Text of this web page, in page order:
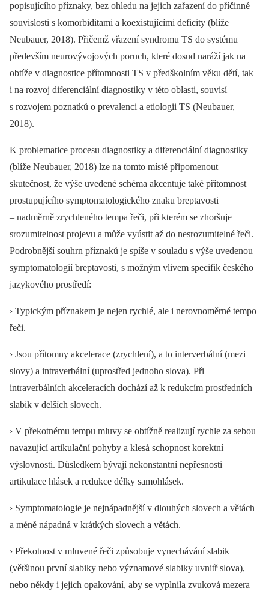
popisujícího příznaky, bez ohledu na jejich zařazení do příčinné
souvislosti s komorbiditami a koexistujícími deficity (blíže
Neubauer, 2018). Přičemž vřazení syndromu TS do systému
především neurovývojových poruch, které dosud naráží jak na
obtíže v diagnostice přítomnosti TS v předškolním věku dětí, tak
i na rozvoj diferenciální diagnostiky v této oblasti, souvisí
s rozvojem poznatků o prevalenci a etiologii TS (Neubauer,
2018).
K problematice procesu diagnostiky a diferenciální diagnostiky
(blíže Neubauer, 2018) lze na tomto místě připomenout
skutečnost, že výše uvedené schéma akcentuje také přítomnost
prostupujícího symptomatologického znaku breptavosti
–⁠ nadměrně zrychleného tempa řeči, při kterém se zhoršuje
srozumitelnost projevu a může vyústit až do nesrozumitelné řeči.
Podrobnější souhrn příznaků je spíše v souladu s výše uvedenou
symptomatologií breptavosti, s možným vlivem specifik českého
jazykového prostředí:
› Typickým příznakem je nejen rychlé, ale i nerovnoměrné tempo
řeči.
› Jsou přítomny akcelerace (zrychlení), a to interverbální (mezi
slovy) a intraverbální (uprostřed jednoho slova). Při
intraverbálních akceleracích dochází až k redukcím prostředních
slabik v delších slovech.
› V překotnému tempu mluvy se obtížně realizují rychle za sebou
navazující artikulační pohyby a klesá schopnost korektní
výslovnosti. Důsledkem bývají nekonstantní nepřesnosti
artikulace hlásek a redukce délky samohlásek.
› Symptomatologie je nejnápadnější v dlouhých slovech a větách
a méně nápadná v krátkých slovech a větách.
› Překotnost v mluvené řeči způsobuje vynechávání slabik
(většinou první slabiky nebo významové slabiky uvnitř slova),
nebo někdy i jejich opakování, aby se vyplnila zvuková mezera